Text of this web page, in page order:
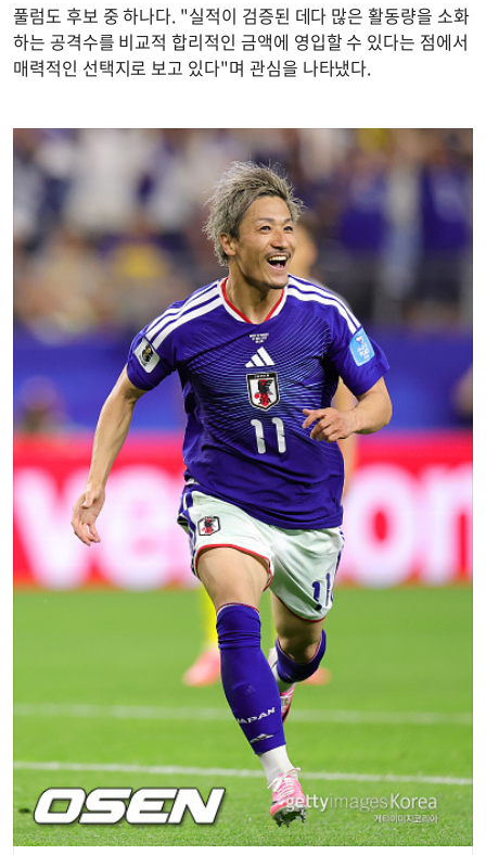
풀럼도 후보 중 하나다. "실적이 검증된 데다 많은 활동량을 소화
하는 공격수를 비교적 합리적인 금액에 영입할 수 있다는 점에서
매력적인 선택지로 보고 있다"며 관심을 나타냈다.